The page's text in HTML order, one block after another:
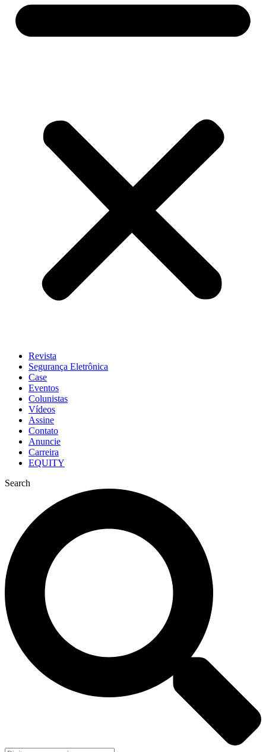
Revista
Segurança Eletrônica
Case
Eventos
Colunistas
Vídeos
Assine
Contato
Anuncie
Carreira
EQUITY
Search